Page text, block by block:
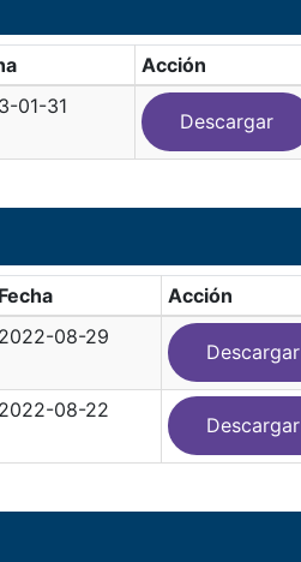
Acción
01-31
Descargar
Fecha
Acción
2022-08-29
Descargar
2022-08-22
Descargar